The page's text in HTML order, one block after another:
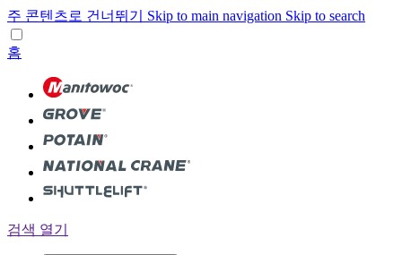
주 콘텐츠로 건너뛰기 Skip to main navigation Skip to search
홈
검색 열기